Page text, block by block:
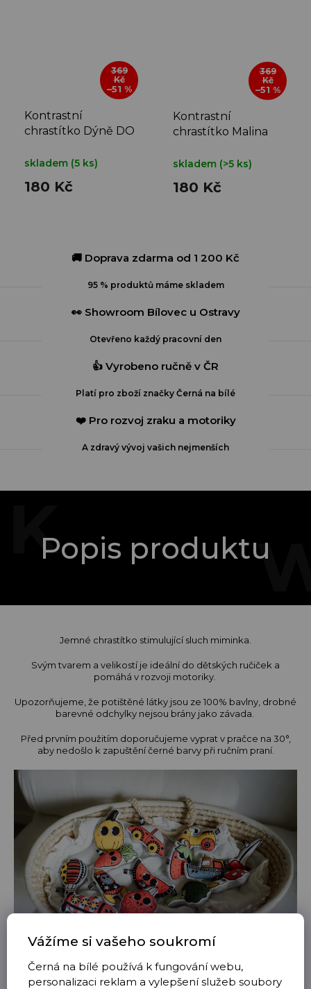
Vážíme si vašeho soukromí
Černá na bílé používá k fungování webu,
personalizaci reklam a vylepšení služeb soubory
369
Kč
–51 %
Kontrastní
chrastítko Dýně DO
skladem (5 ks)
180 Kč
369
Kč
–51 %
Kontrastní
chrastítko Malina
skladem (>5 ks)
180 Kč
🚚 Doprava zdarma od 1 200 Kč
95 % produktů máme skladem
👀 Showroom Bílovec u Ostravy
Otevřeno každý pracovní den
👍 Vyrobeno ručně v ČR
Platí pro zboží značky Černá na bílé
❤️ Pro rozvoj zraku a motoriky
A zdravý vývoj vašich nejmenších
Popis produktu
Jemné chrastítko stimulující sluch miminka.
Svým tvarem a velikostí je ideální do dětských ručiček a
pomáhá v rozvoji motoriky.
Upozorňujeme, že potištěné látky jsou ze 100% bavlny, drobné
barevné odchylky nejsou brány jako závada.
Před prvním použitím doporučujeme vyprat v pračce na 30°,
aby nedošlo k zapuštění černé barvy při ručním praní.
Hračka splňuje veškeré normy EU.